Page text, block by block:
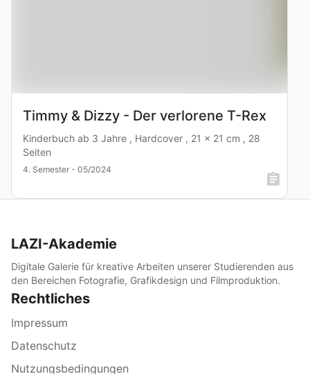
Timmy & Dizzy - Der verlorene T-Rex
Kinderbuch ab 3 Jahre , Hardcover , 21 x 21 cm , 28
Seiten
4. Semester - 05/2024
LAZI-Akademie
Digitale Galerie für kreative Arbeiten unserer Studierenden aus
den Bereichen Fotografie, Grafikdesign und Filmproduktion.
Rechtliches
Impressum
Datenschutz
Nutzungsbedingungen